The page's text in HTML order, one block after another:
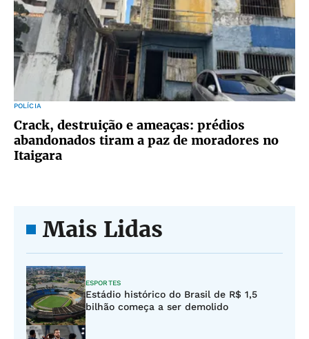
POLÍCIA
Crack, destruição e ameaças: prédios
abandonados tiram a paz de moradores no
Itaigara
Mais Lidas
ESPORTES
Estádio histórico do Brasil de R$ 1,5
bilhão começa a ser demolido